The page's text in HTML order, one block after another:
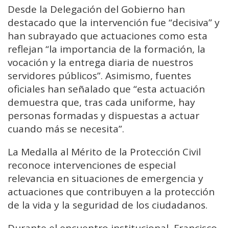
Desde la Delegación del Gobierno han
destacado que la intervención fue “decisiva” y
han subrayado que actuaciones como esta
reflejan “la importancia de la formación, la
vocación y la entrega diaria de nuestros
servidores públicos”. Asimismo, fuentes
oficiales han señalado que “esta actuación
demuestra que, tras cada uniforme, hay
personas formadas y dispuestas a actuar
cuando más se necesita”.
La Medalla al Mérito de la Protección Civil
reconoce intervenciones de especial
relevancia en situaciones de emergencia y
actuaciones que contribuyen a la protección
de la vida y la seguridad de los ciudadanos.